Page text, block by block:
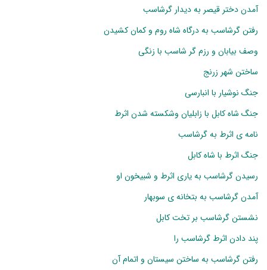
آمدن دختر قیصر به دیدار گرشاسب
رفتن گرشاسب به درگاه شاه روم و کمان کشیدن
وصف بیابان و رزم گر شاسب با زنگی
ساختن شهر زرنج
جنگ نوشیار با انبارسی
جنگ شاه کابل با زابلیان وشکسته شدن اثرط
نامه ی اثرط به گرشاسب
جنگ اثرط با شاه کابل
رسیدن گرشاسب به یاری اثرط و شبیخون او
آمدن گرشاسب به بتخانه ی سوبهار
نشستن گرشاسب بر تخت کابل
پند دادن اثرط گرشاسب را
رفتن گرشاسب به ساختن سیستان و اتمام آن